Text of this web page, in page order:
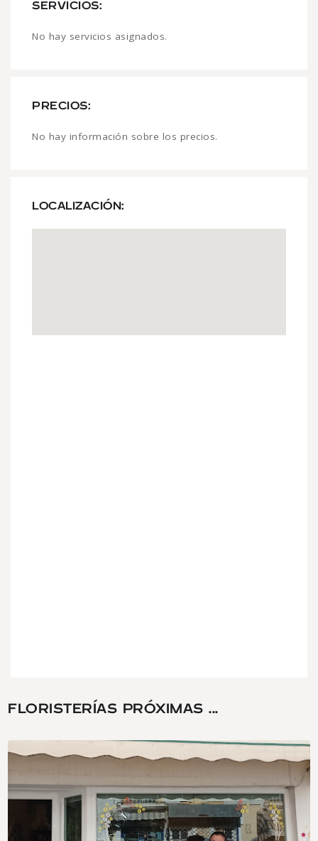
SERVICIOS:
No hay servicios asignados.
PRECIOS:
No hay información sobre los precios.
LOCALIZACIÓN:
FLORISTERÍAS PRÓXIMAS ...